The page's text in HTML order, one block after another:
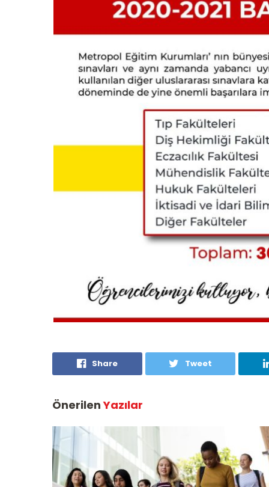
Share Tweet
ÖnerilenYazılar